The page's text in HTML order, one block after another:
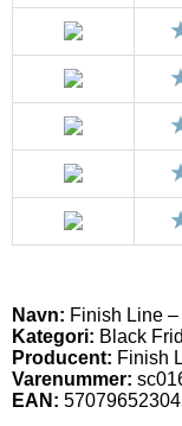
Navn: Finish Line
Kategori: Black
Producent: Finish
Varenummer:
EAN: